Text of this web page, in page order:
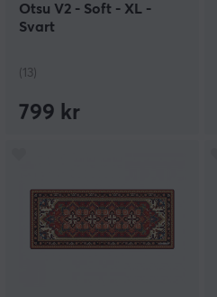
Otsu V2 - Soft - XL -
Svart
(13)
799 kr